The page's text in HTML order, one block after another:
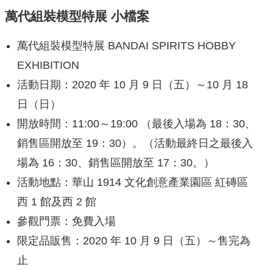
萬代組裝模型特展 小檔案
萬代組裝模型特展 BANDAI SPIRITS HOBBY
EXHIBITION
活動日期：2020 年 10 月 9 日（五）～10 月 18
日（日）
開放時間：11:00～19:00 （最後入場為 18：30、
銷售區開放至 19：30）。（活動最終日之最後入
場為 16：30、銷售區開放至 17：30。）
活動地點：華山 1914 文化創意產業園區 紅磚區
西 1 館及西 2 館
參觀門票：免費入場
限定品販售：2020 年 10 月 9 日（五）～售完為
止